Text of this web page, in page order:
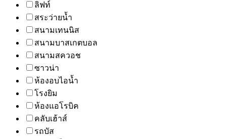
ลิฟท์
สระว่ายน้ำ
สนามเทนนิส
สนามบาสเกตบอล
สนามสควอช
ซาวน่า
ห้องอบไอน้ำ
โรงยิม
ห้องแอโรบิค
คลับเฮ้าส์
รถบัส